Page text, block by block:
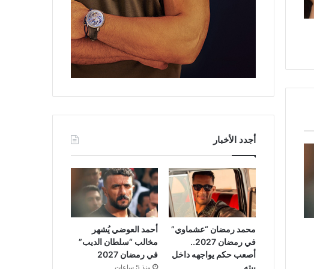
أجدد الأخبار
محمد رمضان “عشماوي”
في رمضان 2027..
أصعب حكم يواجهه داخل
بيته
أحمد العوضي يُشهر
مخالب “سلطان الديب”
في رمضان 2027
منذ 5 ساعات